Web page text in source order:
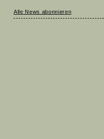
Alle News abonnieren